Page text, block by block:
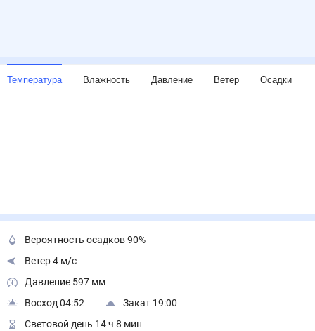
Температура Влажность Давление Ветер Осадки
Вероятность осадков 90%
Ветер 4 м/с
Давление 597 мм
Восход 04:52
Закат 19:00
Световой день 14 ч 8 мин